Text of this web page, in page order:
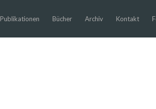
Publikationen Bücher Archiv Kontakt